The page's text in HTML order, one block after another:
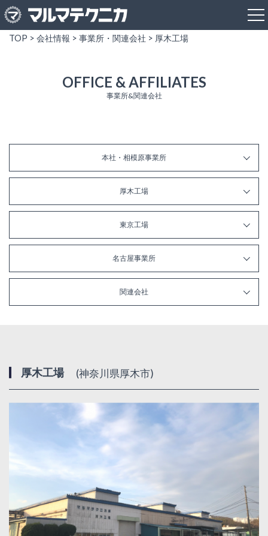
TOP > 会社情報 > 事業所・関連会社 > 厚木工場
OFFICE & AFFILIATES
事業所&関連会社
本社・相模原事業所
厚木工場
東京工場
名古屋事業所
関連会社
厚木工場 (神奈川県厚木市)